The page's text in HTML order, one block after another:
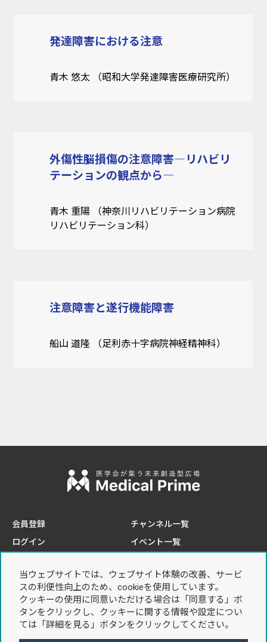
発達障害における注意
青木 悠太 （昭和大学発達障害医療研究所）
外傷性脳損傷の注意障害―リハビリ
テーションの観点から―
青木 重陽 （神奈川リハビリテーション病院
リハビリテーション科）
注意障害と遂行機能障害
船山 道隆 （足利赤十字病院神経精神科）
当ウェブサイトでは、ウェブサイト体験の改善、サービ
スの利便性向上のため、cookieを使用しています。
クッキーの使用に同意いただける場合は「同意する」ボ
タンをクリックし、クッキーに関する情報や設定につい
ては「詳細を見る」ボタンをクリックしてください。
会員登録
ログイン
チャンネル一覧
イベント一覧
このサイトについて
推奨環境
お問い合わせ
特定商取引法に基づく表記
プライバシーポリシー
個人情報の取り扱いについて
利用規約